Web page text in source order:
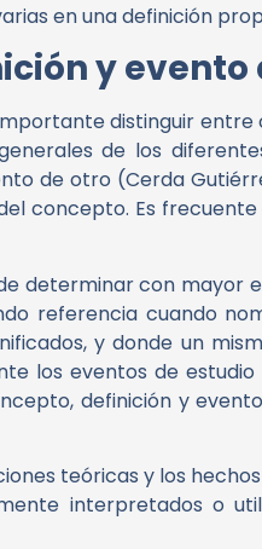
en una definición
y evento
distinguir
de los
de otro (Cerda
concepto. Es
determinar con mayor
referencia cuando
y donde un
los eventos de
definición y
teóricas y los
interpretados o